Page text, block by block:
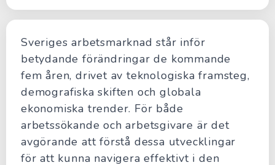
Sveriges arbetsmarknad står inför
betydande förändringar de kommande
fem åren, drivet av teknologiska framsteg,
demografiska skiften och globala
ekonomiska trender. För både
arbetssökande och arbetsgivare är det
avgörande att förstå dessa utvecklingar
för att kunna navigera effektivt i den